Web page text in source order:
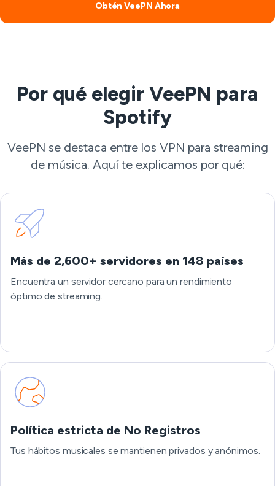
Obtén VeePN Ahora
Por qué elegir VeePN para
Spotify
VeePN se destaca entre los VPN para streaming
de música. Aquí te explicamos por qué:
Más de 2,600+ servidores en 148 países
Encuentra un servidor cercano para un rendimiento
óptimo de streaming.
Política estricta de No Registros
Tus hábitos musicales se mantienen privados y anónimos.